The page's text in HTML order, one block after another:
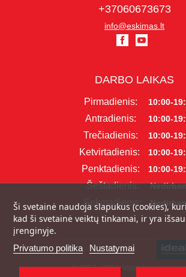
+37060673673
info@eskimas.lt
DARBO LAIKAS
Pirmadienis: 10:00-
Antradienis: 10:00-
Trečiadienis: 10:00-
Ketvirtadienis: 10:00-
Penktadienis: 10:00-
Šeštadienis:
Sekmadienis:
Ši svetainė naudoja slapukus (cookies),
kad ši svetainė veiktų tinkamai, ir yra
įrenginyje.
Privatumo politika Nustatymai
© 2017 - 2026, Visos teisės